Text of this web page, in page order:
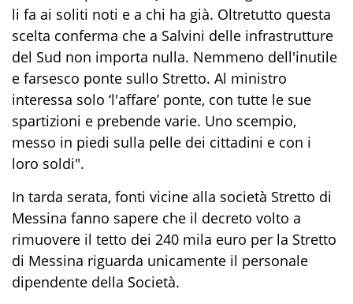
li fa ai soliti noti e a chi ha già. Oltretutto questa
scelta conferma che a Salvini delle infrastrutture
del Sud non importa nulla. Nemmeno dell'inutile
e farsesco ponte sullo Stretto. Al ministro
interessa solo ‘l'affare’ ponte, con tutte le sue
spartizioni e prebende varie. Uno scempio,
messo in piedi sulla pelle dei cittadini e con i
loro soldi".
In tarda serata, fonti vicine alla società Stretto di
Messina fanno sapere che il decreto volto a
rimuovere il tetto dei 240 mila euro per la Stretto
di Messina riguarda unicamente il personale
dipendente della Società.